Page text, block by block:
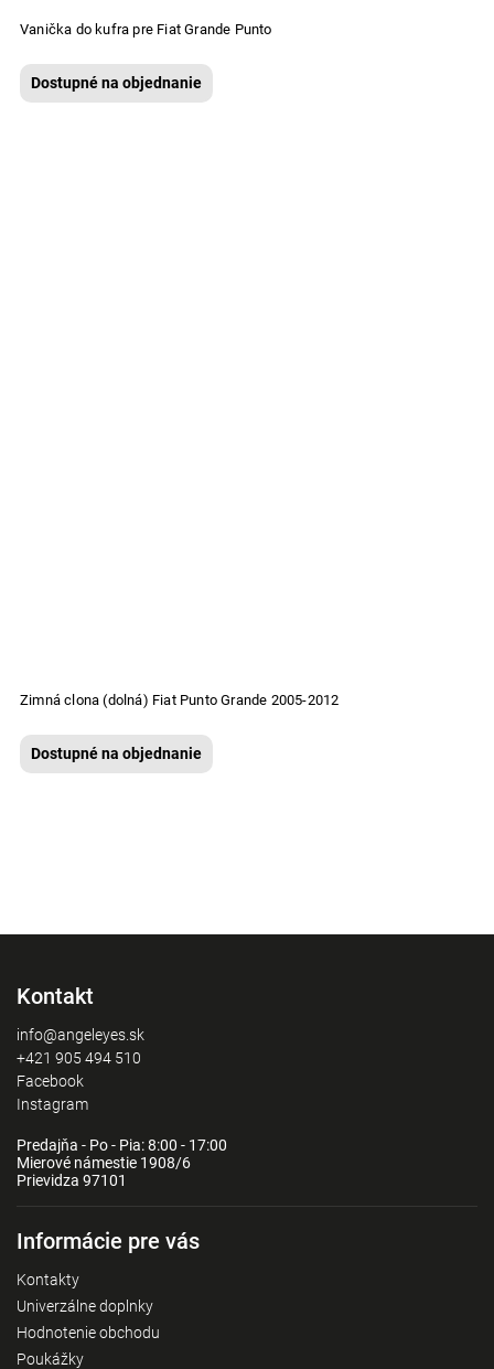
Vanička do kufra pre Fiat Grande Punto
Dostupné na objednanie
Zimná clona (dolná) Fiat Punto Grande 2005-2012
Dostupné na objednanie
Kontakt
info@angeleyes.sk
+421 905 494 510
Facebook
Instagram
Predajňa - Po - Pia: 8:00 - 17:00
Mierové námestie 1908/6
Prievidza 97101
Informácie pre vás
Kontakty
Univerzálne doplnky
Hodnotenie obchodu
Poukážky